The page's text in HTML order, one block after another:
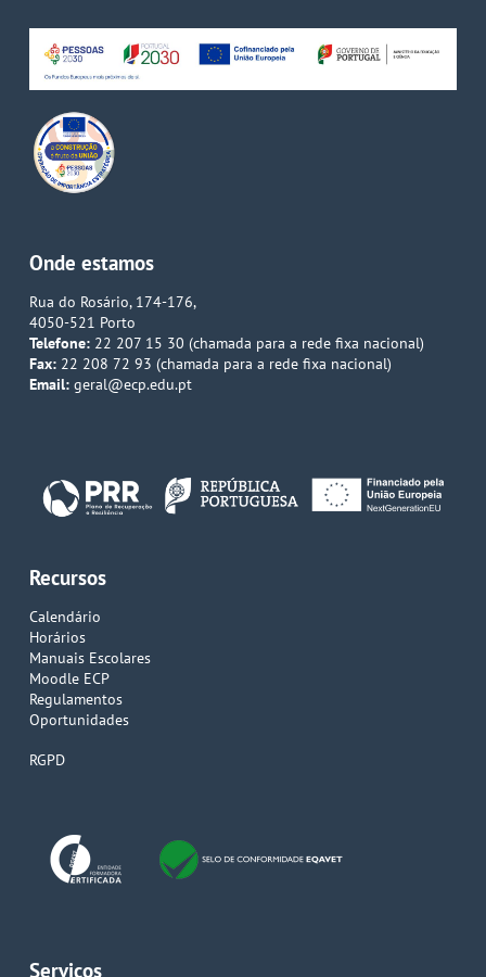
Onde estamos
Rua do Rosário, 174-176,
4050-521 Porto
Telefone:22 207 15 30 (chamada para a rede fixa nacional)
Fax:22 208 72 93 (chamada para a rede fixa nacional)
Email: geral@ecp.edu.pt
Recursos
Calendário
Horários
Manuais Escolares
Moodle ECP
Regulamentos
Oportunidades
RGPD
Serviços